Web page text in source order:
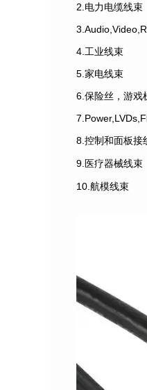
2.电力电缆线束
4.工业线束
5.家电线束
6.保险丝，游戏
8.控制和面板接
9.医疗器械线束
10.航模线束